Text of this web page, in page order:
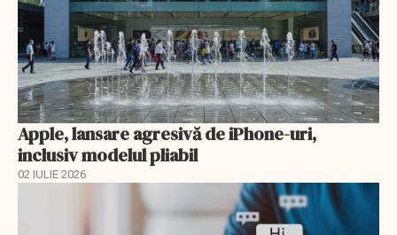
Apple, lansare agresivă de iPhone-uri,
inclusiv modelul pliabil
02 IULIE 2026